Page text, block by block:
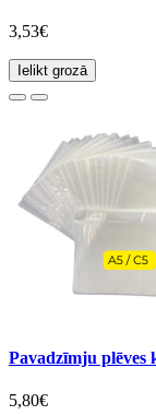
3,53€
Ielikt grozā
Pavadzīmju plēves
5,80€